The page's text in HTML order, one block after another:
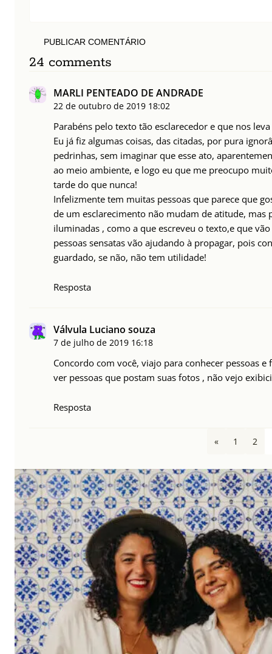
PUBLICAR COMENTÁRIO
24 comments
MARLI PENTEADO DE ANDRADE
22 de outubro de 2019 18:02
Parabéns pelo texto tão esclarecedor e que nos
Eu já fiz algumas coisas, das citadas, por pura
pedrinhas, sem imaginar que esse ato,
ao meio ambiente, e logo eu que me preocupo
tarde do que nunca!
Infelizmente tem muitas pessoas que parece que
de um esclarecimento não mudam de atitude, mas
iluminadas , como a que escreveu o texto,e que
pessoas sensatas vão ajudando à propagar, pois
guardado, se não, não tem utilidade!
Resposta
Válvula Luciano souza
7 de julho de 2019 16:18
Concordo com você, viajo para conhecer pessoas
ver pessoas que postam suas fotos , não vejo
Resposta
« 1 2